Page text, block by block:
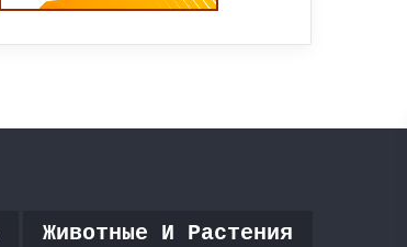
Животные И Растения